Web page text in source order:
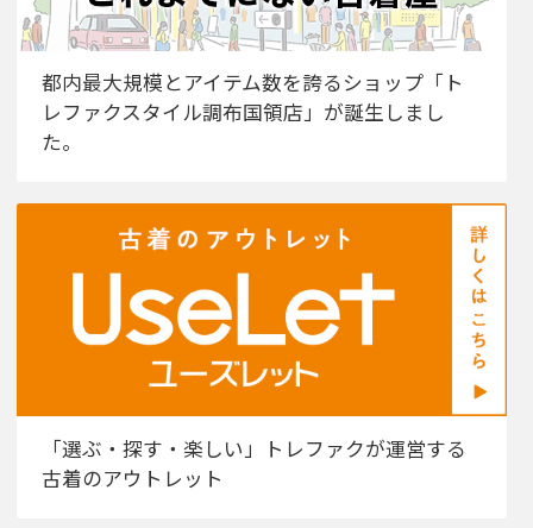
都内最大規模とアイテム数を誇るショップ「ト
レファクスタイル調布国領店」が誕生しまし
た。
「選ぶ・探す・楽しい」トレファクが運営する
古着のアウトレット